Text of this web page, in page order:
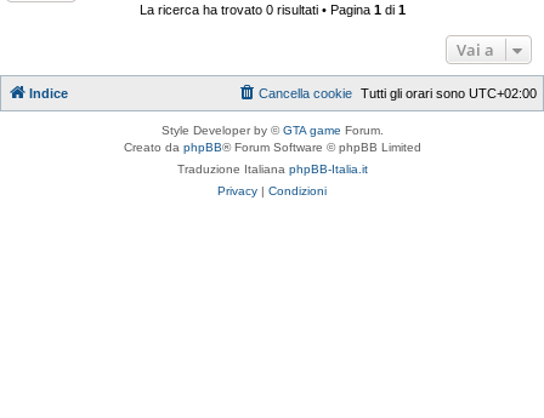
La ricerca ha trovato 0 risultati • Pagina 1di 1
Vai a
Indice Tutti gli orari sono UTC+02:00
Cancella cookie
Style Developer by ©GTA game Forum.
Creato da phpBB® Forum Software © phpBB Limited
Traduzione Italiana phpBB-Italia.it
Privacy | Condizioni